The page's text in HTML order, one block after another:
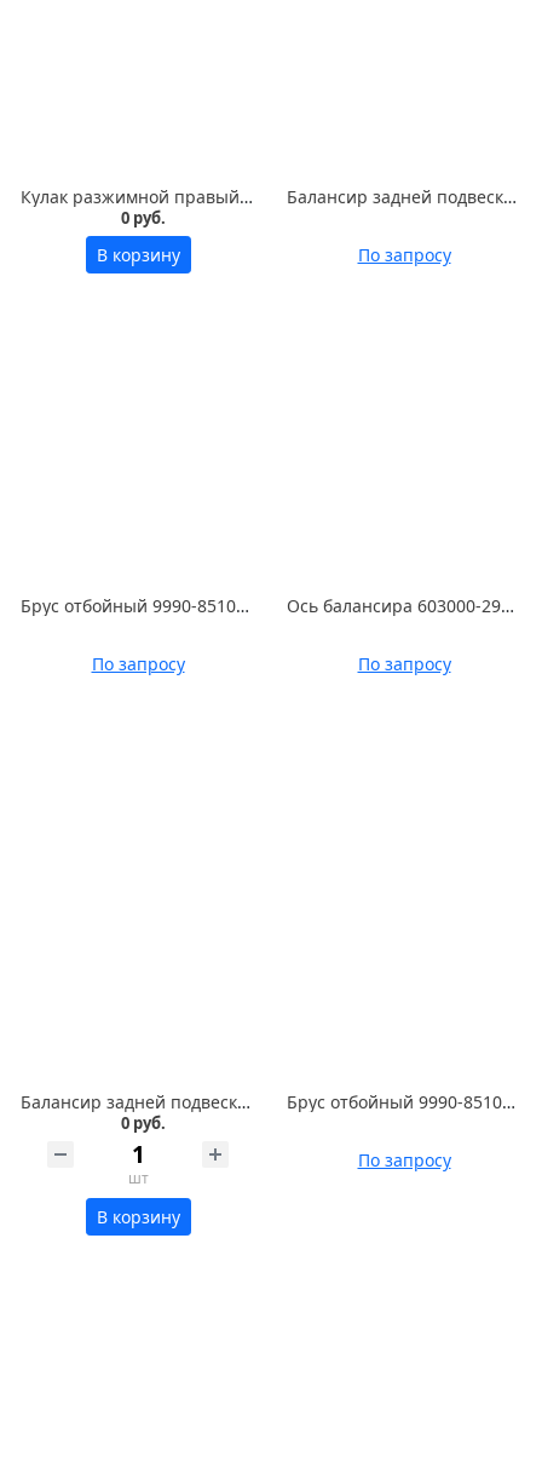
Кулак разжимной правый 130-350110
0 руб.
В корзину
Балансир задней подвески 603000-2918010
По запросу
Брус отбойный 9990-8510010-10 СБ УА 05.26СБ
По запросу
Ось балансира 603000-2918052
По запросу
Балансир задней подвески 99858-2918010-01
0 руб.
шт
В корзину
Брус отбойный 9990-8510010-10 СБ УА 05.26СБ
По запросу